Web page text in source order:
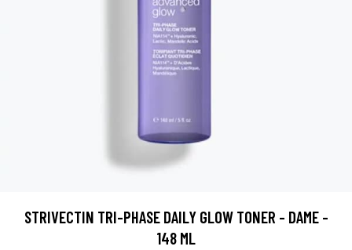
STRIVECTIN TRI-PHASE DAILY GLOW TONER - DAME -
148 ML